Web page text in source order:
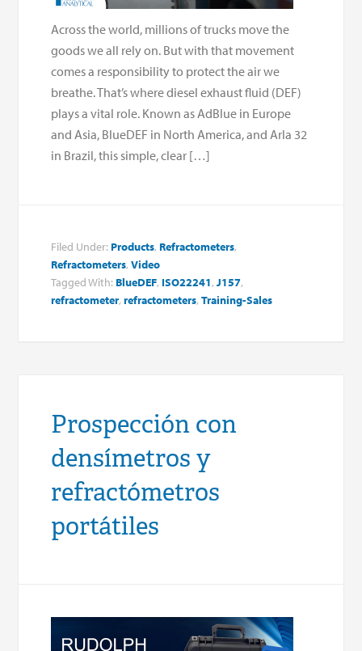
Across the world, millions of trucks move the
goods we all rely on. But with that movement
comes a responsibility to protect the air we
breathe. That’s where diesel exhaust fluid (DEF)
plays a vital role. Known as AdBlue in Europe
and Asia, BlueDEF in North America, and Arla 32
in Brazil, this simple, clear […]
Filed Under: Products, Refractometers,
Refractometers,Video
Tagged With: BlueDEF, ISO22241,J157,
refractometer,refractometers,Training-Sales
Prospección con
densímetros y
refractómetros
portátiles